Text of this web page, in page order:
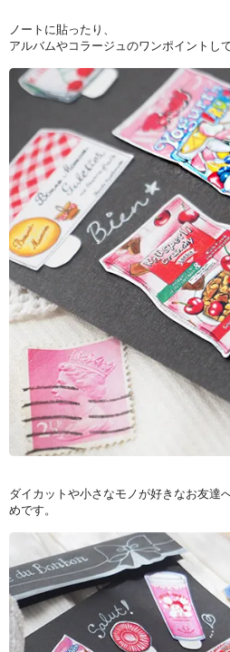
ノートに貼ったり、
アルバムやコラージュのワンポイントし
ダイカットや小さなモノが好きなお友達
めです。